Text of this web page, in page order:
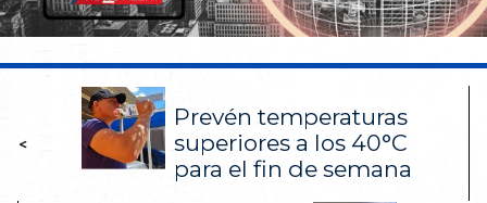
<
Prevén temperaturas
superiores a los 40°C
para el fin de semana